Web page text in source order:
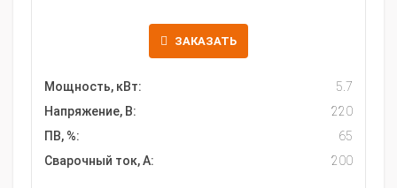
ЗАКАЗАТЬ
Мощность, кВт:
5.7
Напряжение, В:
220
ПВ, %:
65
Сварочный ток, А:
200